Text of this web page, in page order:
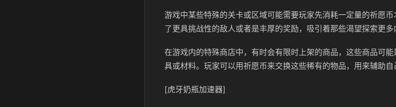
游戏中某些特殊的关卡或区域可能需要玩家先消耗一定量的祈愿
了更具挑战性的敌人或者是丰厚的奖励，吸引着那些渴望探索更多
在游戏内的特殊商店中，有时会有限时上架的商品，这些商品可
具或材料。玩家可以用祈愿币来交换这些稀有的物品，用来辅助自
[虎牙奶瓶加速器]